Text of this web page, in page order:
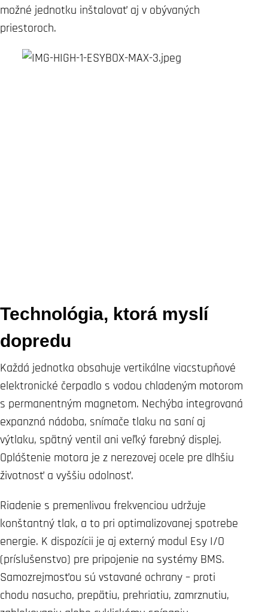
možné jednotku inštalovať aj v obývaných
priestoroch.
Technológia, ktorá myslí
dopredu
Každá jednotka obsahuje vertikálne viacstupňové
elektronické čerpadlo s vodou chladeným motorom
s permanentným magnetom. Nechýba integrovaná
expanzná nádoba, snímače tlaku na saní aj
výtlaku, spätný ventil ani veľký farebný displej.
Opláštenie motora je z nerezovej ocele pre dlhšiu
životnosť a vyššiu odolnosť.
Riadenie s premenlivou frekvenciou udržuje
konštantný tlak, a to pri optimalizovanej spotrebe
energie. K dispozícii je aj externý modul Esy I/O
(príslušenstvo) pre pripojenie na systémy BMS.
Samozrejmosťou sú vstavané ochrany – proti
chodu nasucho, prepätiu, prehriatiu, zamrznutiu,